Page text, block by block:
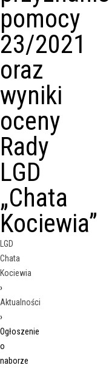
pomocy
23/2021
oraz
wyniki
oceny
Rady
LGD
„Chata
Kociewia”
LGD
Chata
Kociewia
›
Aktualności
›
Ogłoszenie
o
naborze